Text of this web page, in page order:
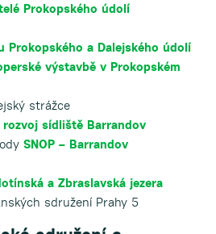
Prokopského údolí
Prokopského a Dalejského údolí
výstavbě v Prokopském
strážce
rozvoj sídliště Barrandov
SNOP – Barrandov
a Zbraslavská jezera
sdružení Prahy 5